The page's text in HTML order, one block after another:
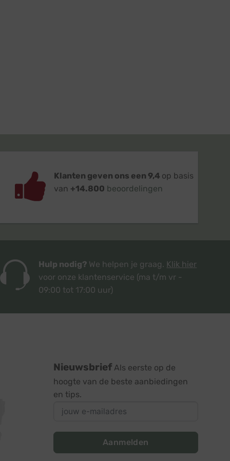
Klanten geven ons een 9,4 op basis
van +14.800 beoordelingen
Hulp nodig? We helpen je graag. Klik hier
voor onze klantenservice (ma t/m vr -
09:00 tot 17:00 uur)
Nieuwsbrief Als eerste op de
hoogte van de beste aanbiedingen
en tips.
Aanmelden